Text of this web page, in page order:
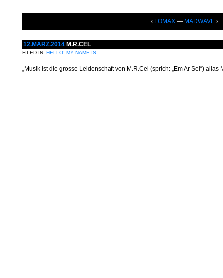
‹ LOMAX— MADWAVE›
12.MÄRZ.2014 M.R.CEL
FILED IN: HELLO! MY NAME IS...
„Musik ist die grosse Leidenschaft von M.R.Cel (sprich: „Em Ar Sel“) alias